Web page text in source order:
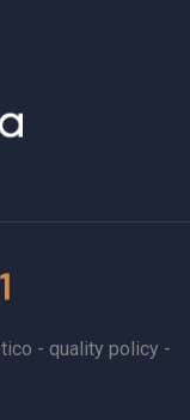
professionista
si occupa
a un costo
strutturate,
del costo di
dotato
- quality policy -